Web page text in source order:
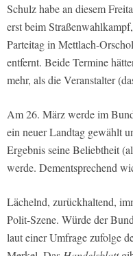
Schulz habe an diesem
erst beim
Parteitag in Mettlach-
entfernt. Beide Termine
mehr, als die Veranstalter
Am 26. März werde im
ein neuer Landtag gewählt
Ergebnis seine Beliebtheit
werde. Dementsprechend
Lächelnd, zurückhaltend,
Polit-Szene. Würde der
laut einer Umfrage zufolge